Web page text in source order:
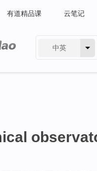
有道精品课 云笔记
中英